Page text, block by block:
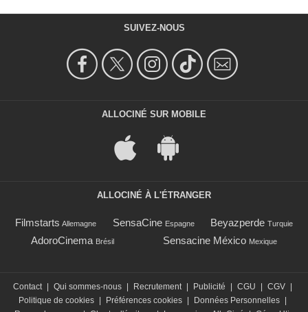
SUIVEZ-NOUS
ALLOCINÉ SUR MOBILE
ALLOCINÉ À L'ÉTRANGER
Filmstarts Allemagne SensaCine Espagne Beyazperde Turquie
AdoroCinema Brésil Sensacine México Mexique
Contact Qui sommes-nous Recrutement Publicité CGU CGV
Politique de cookies
Préférences cookies Données Personnelles